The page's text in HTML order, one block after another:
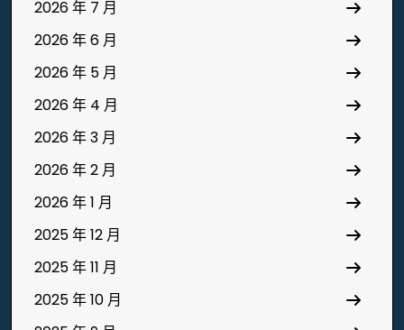
2026 年 7 月
2026 年 6 月
2026 年 5 月
2026 年 4 月
2026 年 3 月
2026 年 2 月
2026 年 1 月
2025 年 12 月
2025 年 11 月
2025 年 10 月